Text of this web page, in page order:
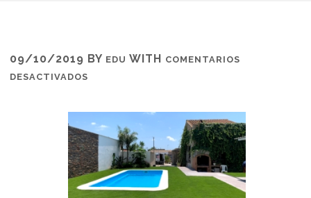
09/10/2019 BY EDU WITH
COMENTARIOS
DESACTIVADOS